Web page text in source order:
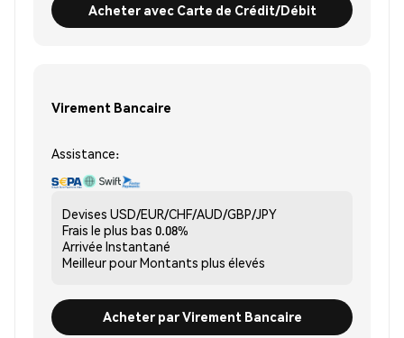
Acheter avec Carte de Crédit/Débit
Virement Bancaire
Assistance:
Devises USD/EUR/CHF/AUD/GBP/JPY
Frais le plus bas 0.08%
Arrivée Instantané
Meilleur pourMontants plus élevés
Acheter par Virement Bancaire